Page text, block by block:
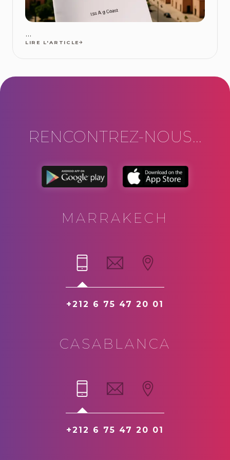
...
LIRE L'ARTICLE
RENCONTREZ-NOUS...
MARRAKECH
+212 6 75 47 20 01
CASABLANCA
+212 6 75 47 20 01